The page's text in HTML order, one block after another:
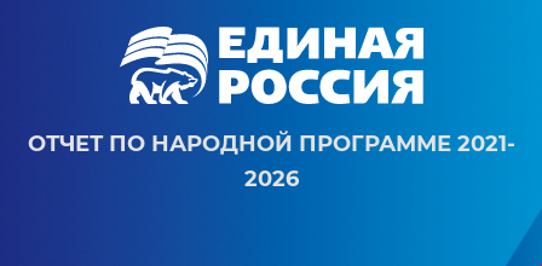
ОТЧЕТ ПО НАРОДНОЙ ПРОГРАММЕ 2021-
2026